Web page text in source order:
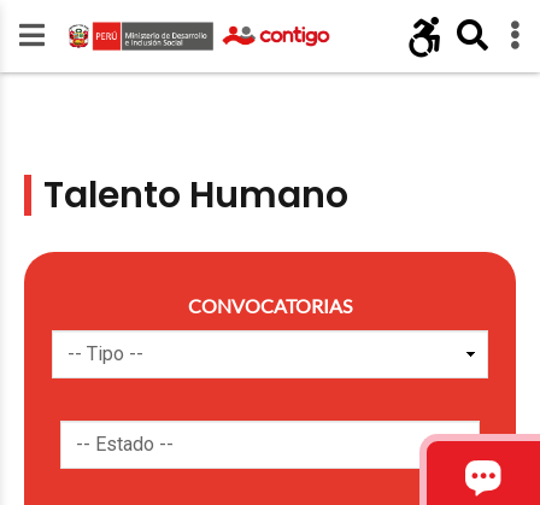
Talento Humano
CONVOCATORIAS